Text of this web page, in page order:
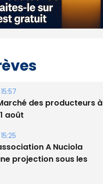
des producteurs à
août
A Nuciola
projection sous les